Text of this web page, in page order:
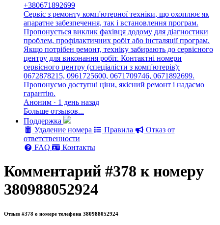
+380671892699
Сервіс з ремонту комп'ютерної техніки, що охоплює як
апаратне забезпечення, так і встановлення програм.
Пропонується виклик фахівця додому для діагностики
проблем, профілактичних робіт або інсталяції програм.
Якщо потрібен ремонт, техніку забирають до сервісного
центру для виконання робіт. Контактні номери
сервісного центру (спеціалісти з комп'ютерів):
0672878215, 0961725600, 0671709746, 0671892699.
Пропонуємо доступні ціни, якісний ремонт і надаємо
гарантію.
Аноним · 1 день назад
Больше отзывов...
Поддержка
Удаление номера
Правила
Отказ от
ответственности
FAQ
Контакты
Комментарий #378 к номеру
380988052924
Отзыв #378 о номере телефона 380988052924